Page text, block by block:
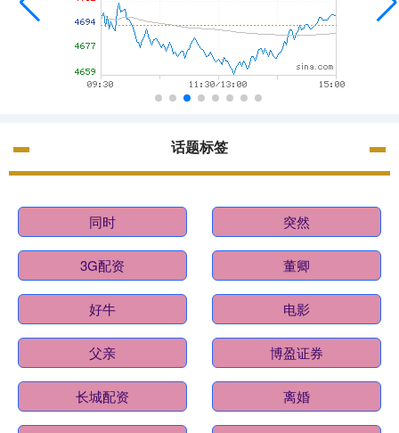
话题标签
同时 突然
3G配资 董卿
好牛 电影
父亲 博盈证券
长城配资 离婚